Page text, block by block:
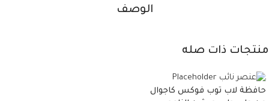
الوصف
منتجات ذات صله
حافظة لاب توب فوكس كاجوال